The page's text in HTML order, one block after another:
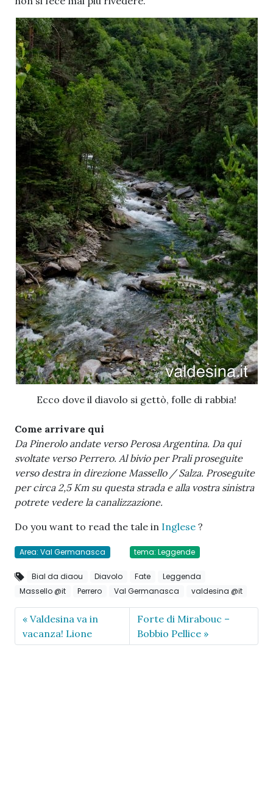
Ecco dove il diavolo si gettò, folle di rabbia!
Come arrivare qui
Da Pinerolo andate verso Perosa Argentina. Da qui
svoltate verso Perrero. Al bivio per Prali proseguite
verso destra in direzione Massello / Salza. Proseguite
per circa 2,5 Km su questa strada e alla vostra sinistra
potrete vedere la canalizzazione.
Do you want to read the tale in Inglese ?
Area: Val Germanasca tema: Leggende
Bial da diaou Diavolo Fate
Leggenda
Massello @it
Perrero Val Germanasca valdesina @it
Valdesina va in
vacanza! Lione
Forte di Mirabouc –
Bobbio Pellice